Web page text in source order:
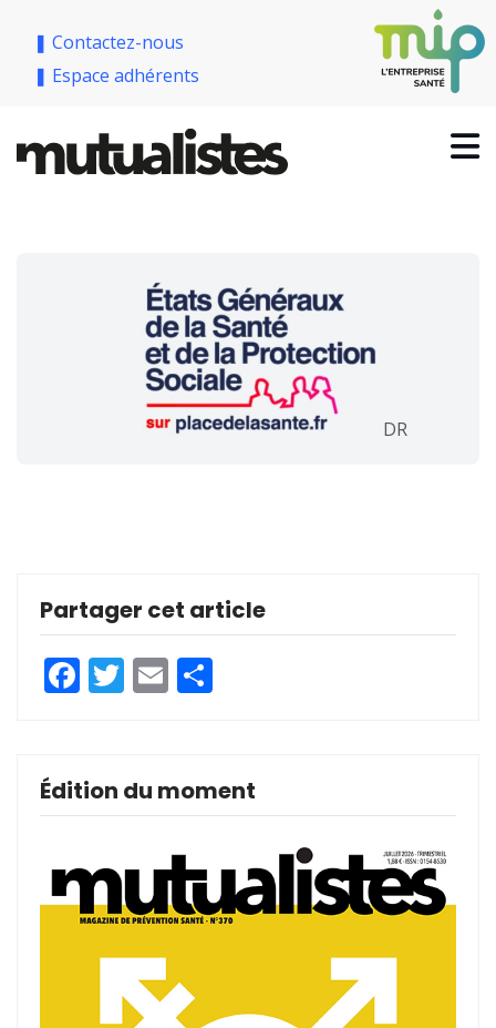
❚ Contactez-nous
❚ Espace adhérents
DR
Partager cet article
Facebook
Twitter
Email
Édition du moment